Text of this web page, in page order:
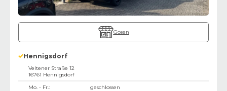
Gosen
Hennigsdorf
Veltener Straße 12
16761 Hennigsdorf
Mo. - Fr.:
geschlossen